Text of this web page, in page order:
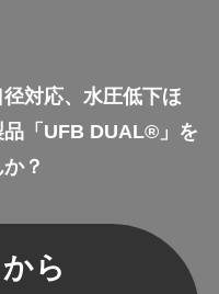
対応、水圧低下ほ
「UFB DUAL®」を
？
ら